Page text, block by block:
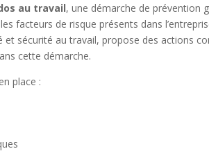
au travail, une démarche de prévention
facteurs de risque présents dans
sécurité au travail, propose des actions
cette démarche.
place :